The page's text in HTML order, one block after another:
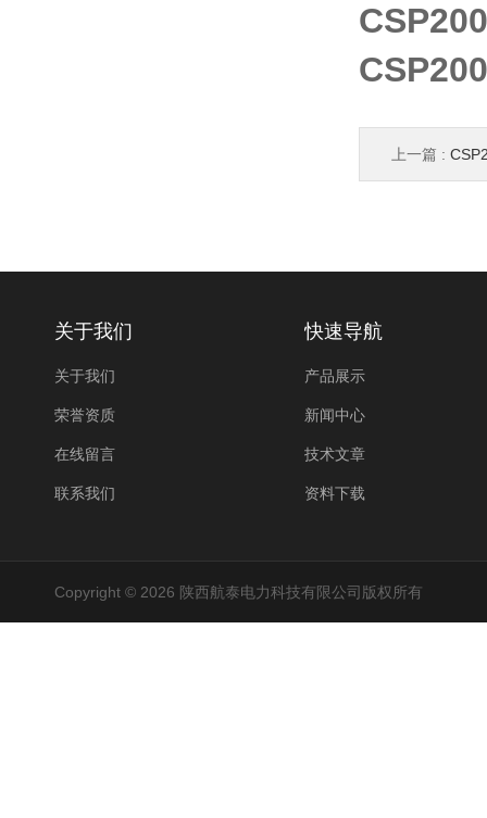
上一篇 :
关于我们
关于我们
荣誉资质
在线留言
联系我们
快速导航
产品展示
新闻中心
技术文章
资料下载
Copyright © 2026 陕西航泰电力科技有限公司版权所有